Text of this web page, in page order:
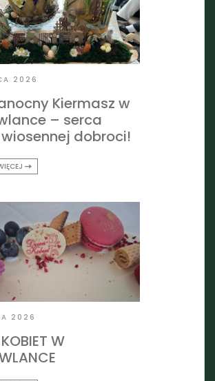
2026
Kiermasz w
– serca
wiosennej dobroci!
2026
W